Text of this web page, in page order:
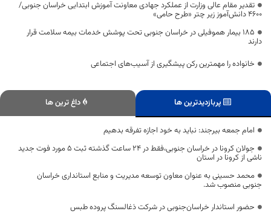
تقدیر مقام عالی وزارت از عملکرد جهادی معاونت آموزش ابتدایی خراسان جنوبی/
۴۶۰۰ دانش‌آموز زیر چتر «طرح حامی»
۱۸۵ بیمار هموفیلی در خراسان جنوبی تحت پوشش خدمات بیمه سلامت قرار
دارند
خانواده را مهمترین رکن پیشگیری از آسیب‌های اجتماعی
پربازدیدترین ها داغ ترین ها
امام جمعه بیرجند: نباید به خود اجازه تفرقه بدهیم
جولان کرونا در خراسان جنوبی،فقط در 24 ساعت گذشته ثبت 5 مورد فوت جدید
ناشی از کرونا در استان
محمد حسینی به عنوان معاون توسعه مدیریت و منابع استانداری خراسان
جنوبی منصوب شد.
حضور استاندار خراسان‌جنوبی در شرکت ذغالسنگ پروده طبس